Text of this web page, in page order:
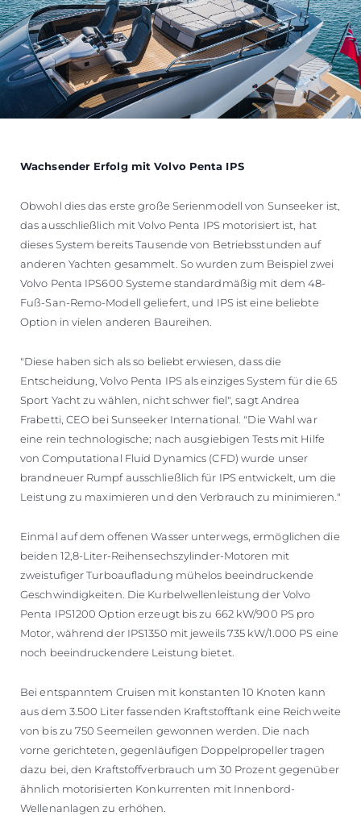
Wachsender Erfolg mit Volvo Penta IPS
Obwohl dies das erste große Serienmodell von Sunseeker ist,
das ausschließlich mit Volvo Penta IPS motorisiert ist, hat
dieses System bereits Tausende von Betriebsstunden auf
anderen Yachten gesammelt. So wurden zum Beispiel zwei
Volvo Penta IPS600 Systeme standardmäßig mit dem 48-
Fuß-San-Remo-Modell geliefert, und IPS ist eine beliebte
Option in vielen anderen Baureihen.
"Diese haben sich als so beliebt erwiesen, dass die
Entscheidung, Volvo Penta IPS als einziges System für die 65
Sport Yacht zu wählen, nicht schwer fiel", sagt Andrea
Frabetti, CEO bei Sunseeker International. "Die Wahl war
eine rein technologische; nach ausgiebigen Tests mit Hilfe
von Computational Fluid Dynamics (CFD) wurde unser
brandneuer Rumpf ausschließlich für IPS entwickelt, um die
Leistung zu maximieren und den Verbrauch zu minimieren."
Einmal auf dem offenen Wasser unterwegs, ermöglichen die
beiden 12,8-Liter-Reihensechszylinder-Motoren mit
zweistufiger Turboaufladung mühelos beeindruckende
Geschwindigkeiten. Die Kurbelwellenleistung der Volvo
Penta IPS1200 Option erzeugt bis zu 662 kW/900 PS pro
Motor, während der IPS1350 mit jeweils 735 kW/1.000 PS eine
noch beeindruckendere Leistung bietet.
Bei entspanntem Cruisen mit konstanten 10 Knoten kann
aus dem 3.500 Liter fassenden Kraftstofftank eine Reichweite
von bis zu 750 Seemeilen gewonnen werden. Die nach
vorne gerichteten, gegenläufigen Doppelpropeller tragen
dazu bei, den Kraftstoffverbrauch um 30 Prozent gegenüber
ähnlich motorisierten Konkurrenten mit Innenbord-
Wellenanlagen zu erhöhen.